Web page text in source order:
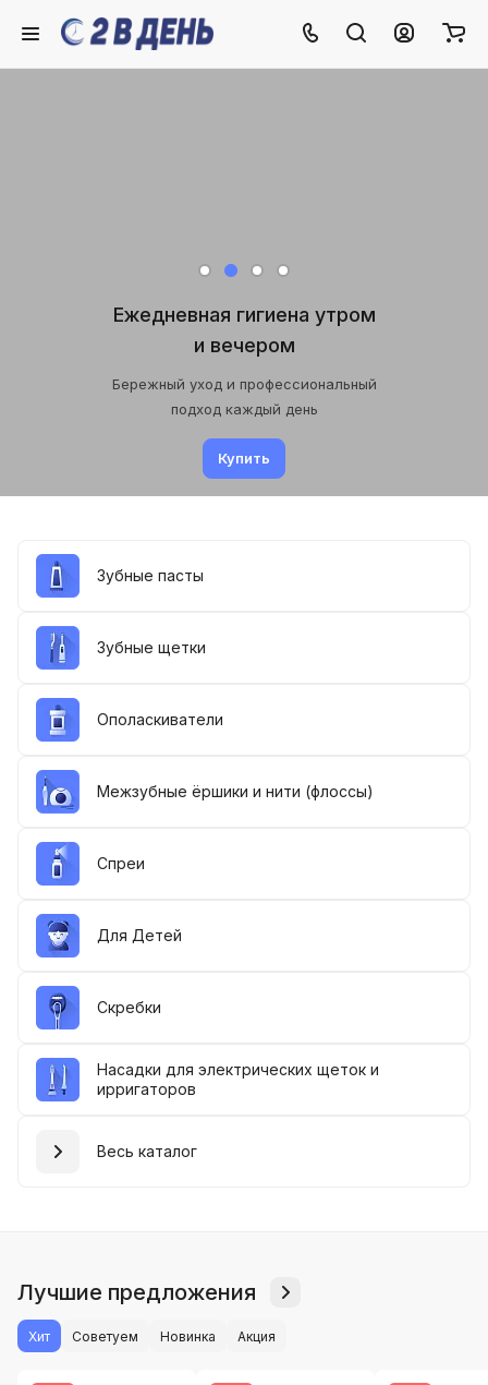
Ежедневная гигиена утром
и вечером
Бережный уход и профессиональный
подход каждый день
Купить
Зубные пасты
Зубные щетки
Ополаскиватели
Межзубные ёршики и нити (флоссы)
Спреи
Для Детей
Скребки
Насадки для электрических щеток и
ирригаторов
Весь каталог
Лучшие предложения
Хит Советуем Новинка Акция